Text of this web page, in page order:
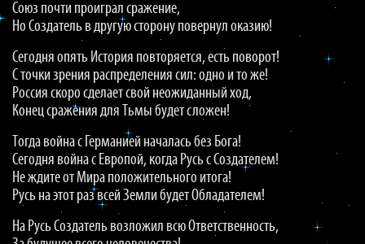
Союз почти проиграл сражение,
Но Создатель в другую сторону повернул оказию!
Сегодня опять История повторяется, есть поворот!
С точки зрения распределения сил: одно и то же!
Россия скоро сделает свой неожиданный ход,
Конец сражения для Тьмы будет сложен!
Тогда война с Германией началась без Бога!
Сегодня война с Европой, когда Русь с Создателем!
Не ждите от Мира положительного итога!
Русь на этот раз всей Земли будет Обладателем!
На Русь Создатель возложил всю Ответственность,